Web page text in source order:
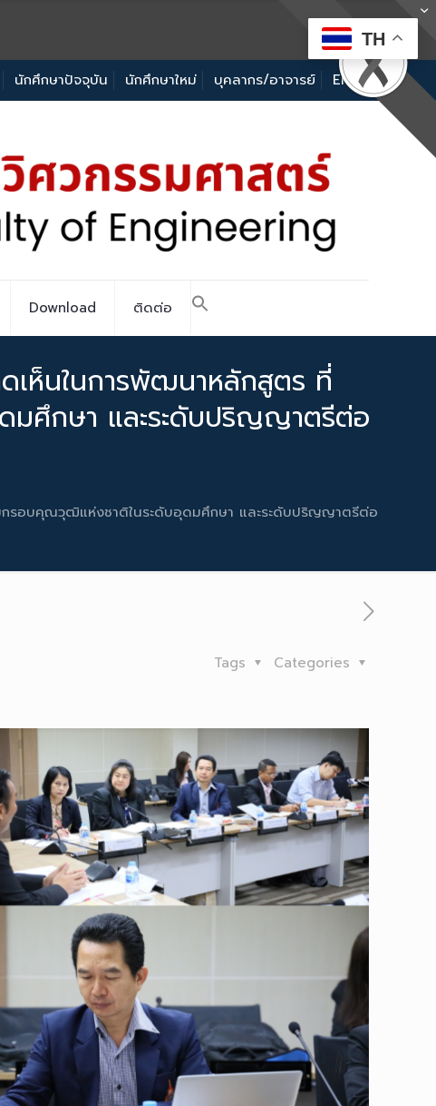
นักศึกษาปัจจุบัน นักศึกษาใหม่ บุคลากร/อาจารย์ EN
Download ติดต่อ
เห็นในการพัฒนาหลักสูตร ที่
มศึกษา และระดับปริญญาตรีต่อ
รอบคุณวุฒิแห่งชาติในระดับอุดมศึกษา และระดับปริญญาตรีต่อ
Categories
Tags
TH